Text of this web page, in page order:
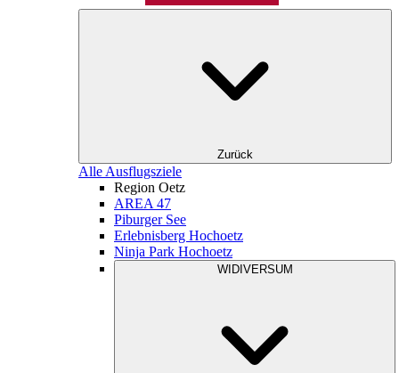
Zurück
Alle Ausflugsziele
Region Oetz
AREA 47
Piburger See
Erlebnisberg Hochoetz
Ninja Park Hochoetz
WIDIVERSUM